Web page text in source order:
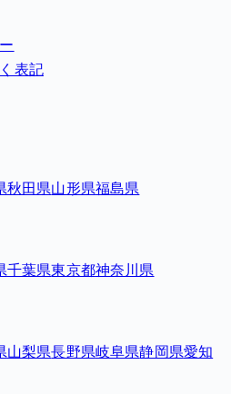
表記
秋田県山形県福島県
千葉県東京都神奈川県
山梨県長野県岐阜県静岡県愛知